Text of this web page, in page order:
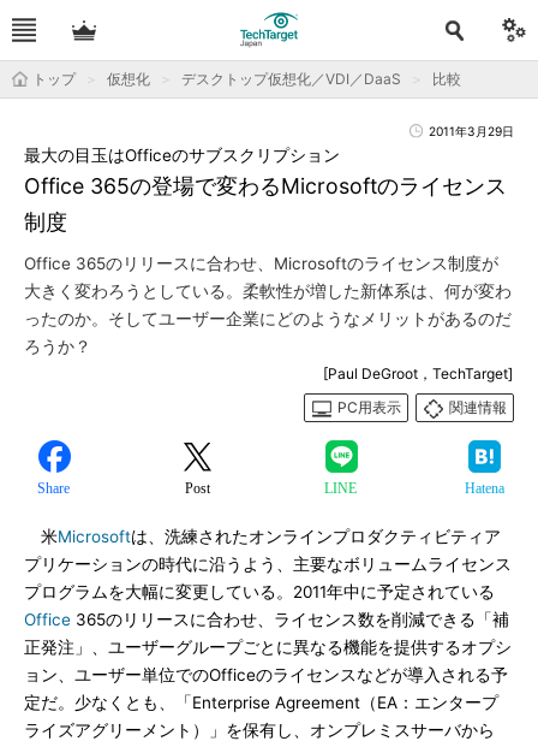
トップ 仮想化 デスクトップ仮想化／VDI／DaaS 比較
2011年3月29日
Office 365の登場で変わるMicrosoftのライセンス
制度
最大の目玉はOfficeのサブスクリプション
Office 365のリリースに合わせ、Microsoftのライセンス制度が
大きく変わろうとしている。柔軟性が増した新体系は、何が変わ
ったのか。そしてユーザー企業にどのようなメリットがあるのだ
ろうか？
[Paul DeGroot，TechTarget]
PC用表示
関連情報
Share Post LINE Hatena
米Microsoftは、洗練されたオンラインプロダクティビティア
プリケーションの時代に沿うよう、主要なボリュームライセンス
プログラムを大幅に変更している。2011年中に予定されている
Office 365のリリースに合わせ、ライセンス数を削減できる「補
正発注」、ユーザーグループごとに異なる機能を提供するオプシ
ョン、ユーザー単位でのOfficeのライセンスなどが導入される予
定だ。少なくとも、「Enterprise Agreement（EA：エンタープ
ライズアグリーメント）」を保有し、オンプレミスサーバから